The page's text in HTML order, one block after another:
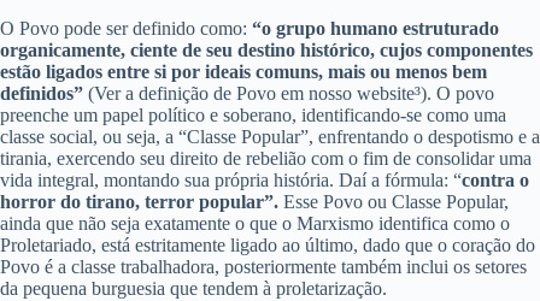
O Povo pode ser definido como: “o grupo humano estruturado
organicamente, ciente de seu destino histórico, cujos componentes
estão ligados entre si por ideais comuns, mais ou menos bem
definidos” (Ver a definição de Povo em nosso website³). O povo
preenche um papel político e soberano, identificando-se como uma
classe social, ou seja, a “Classe Popular”, enfrentando o despotismo e a
tirania, exercendo seu direito de rebelião com o fim de consolidar uma
vida integral, montando sua própria história. Daí a fórmula: “contra o
horror do tirano, terror popular”. Esse Povo ou Classe Popular,
ainda que não seja exatamente o que o Marxismo identifica como o
Proletariado, está estritamente ligado ao último, dado que o coração do
Povo é a classe trabalhadora, posteriormente também inclui os setores
da pequena burguesia que tendem à proletarização.